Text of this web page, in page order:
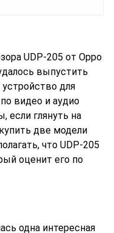
UDP-205 от Oppo
выпустить
для
видео и аудио
если глянуть на
две модели
что UDP-205
оценит его по
одна интересная